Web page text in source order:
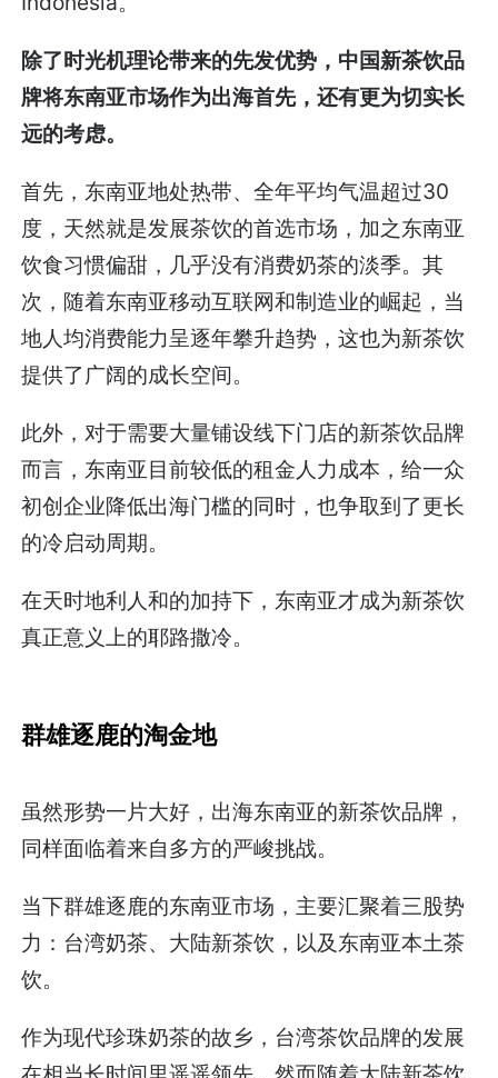
除了时光机理论带来的先发优势，中国新茶饮品
牌将东南亚市场作为出海首先，还有更为切实长
远的考虑。
首先，东南亚地处热带、全年平均气温超过30
度，天然就是发展茶饮的首选市场，加之东南亚
饮食习惯偏甜，几乎没有消费奶茶的淡季。其
次，随着东南亚移动互联网和制造业的崛起，当
地人均消费能力呈逐年攀升趋势，这也为新茶饮
提供了广阔的成长空间。
此外，对于需要大量铺设线下门店的新茶饮品牌
而言，东南亚目前较低的租金人力成本，给一众
初创企业降低出海门槛的同时，也争取到了更长
的冷启动周期。
在天时地利人和的加持下，东南亚才成为新茶饮
真正意义上的耶路撒冷。
群雄逐鹿的淘金地
虽然形势一片大好，出海东南亚的新茶饮品牌，
同样面临着来自多方的严峻挑战。
当下群雄逐鹿的东南亚市场，主要汇聚着三股势
力：台湾奶茶、大陆新茶饮，以及东南亚本土茶
饮。
作为现代珍珠奶茶的故乡，台湾茶饮品牌的发展